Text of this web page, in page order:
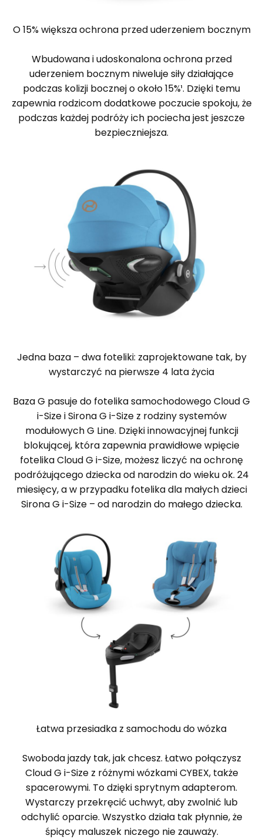
O 15% większa ochrona przed uderzeniem bocznym
Wbudowana i udoskonalona ochrona przed
uderzeniem bocznym niweluje siły działające
podczas kolizji bocznej o około 15%¹. Dzięki temu
zapewnia rodzicom dodatkowe poczucie spokoju, że
podczas każdej podróży ich pociecha jest jeszcze
bezpieczniejsza.
Jedna baza – dwa foteliki: zaprojektowane tak, by
wystarczyć na pierwsze 4 lata życia
Baza G pasuje do fotelika samochodowego Cloud G
i-Size i Sirona G i-Size z rodziny systemów
modułowych G Line. Dzięki innowacyjnej funkcji
blokującej, która zapewnia prawidłowe wpięcie
fotelika Cloud G i-Size, możesz liczyć na ochronę
podróżującego dziecka od narodzin do wieku ok. 24
miesięcy, a w przypadku fotelika dla małych dzieci
Sirona G i-Size – od narodzin do małego dziecka.
Łatwa przesiadka z samochodu do wózka
Swoboda jazdy tak, jak chcesz. Łatwo połączysz
Cloud G i-Size z różnymi wózkami CYBEX, także
spacerowymi. To dzięki sprytnym adapterom.
Wystarczy przekręcić uchwyt, aby zwolnić lub
odchylić oparcie. Wszystko działa tak płynnie, że
śpiący maluszek niczego nie zauważy.